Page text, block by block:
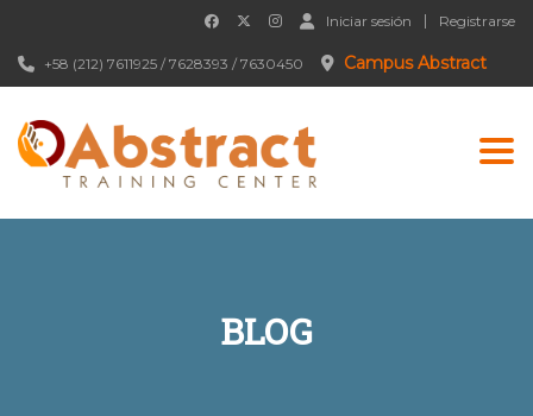
Iniciar sesión Registrarse
Campus Abstract
+58 (212) 7611925 / 7628393 / 7630450
BLOG